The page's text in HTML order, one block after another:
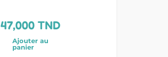
47,000 TND
Ajouter au
panier